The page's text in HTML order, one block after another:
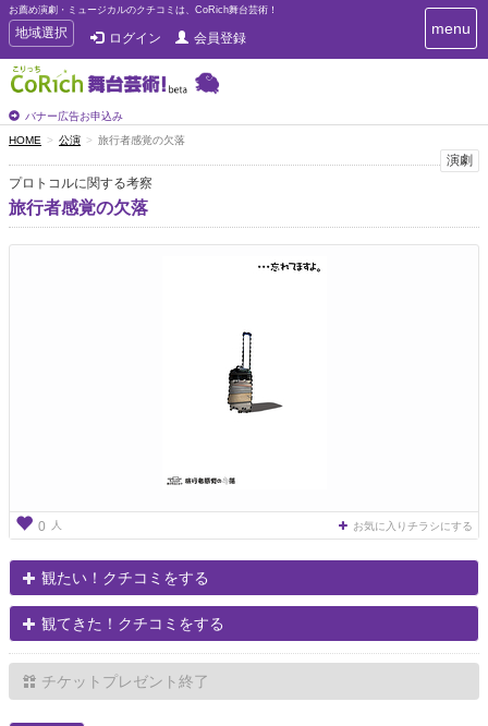
お薦め演劇・ミュージカルのクチコミは、CoRich舞台芸術！
T
o
g
g
e
n
a
v
i
g
地域選択 ログイン 会員登録
バナー広告お申込み
T
o
i
g
menu
HOME 公演 旅行者感覚の欠落
演劇
プロトコルに関する考察
旅行者感覚の欠落
0 人 お気に入りチラシにする
観たい！クチコミをする
観てきた！クチコミをする
チケットプレゼント終了